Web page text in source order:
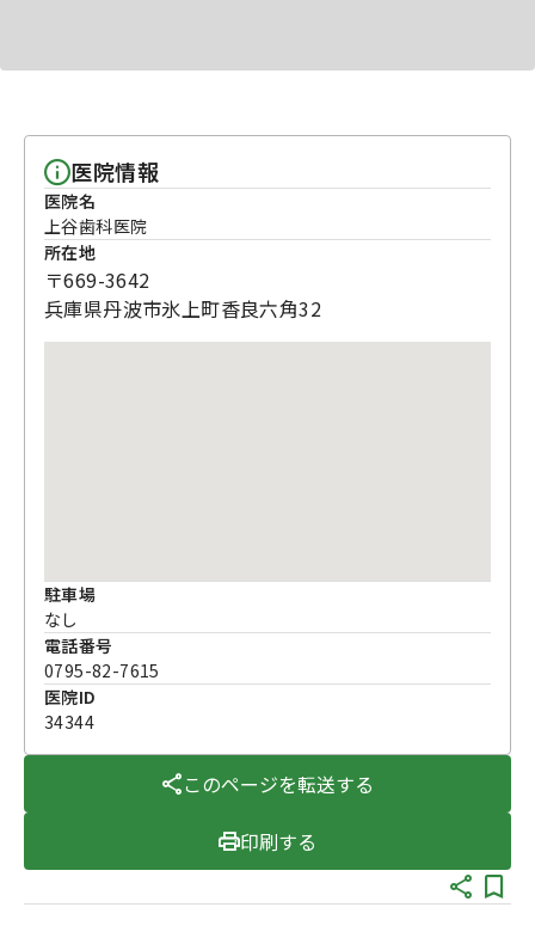
医院情報
医院名
上谷歯科医院
所在地
〒669-3642
兵庫県丹波市氷上町香良六角32
駐車場
なし
電話番号
0795-82-7615
医院ID
34344
このページを転送する
印刷する